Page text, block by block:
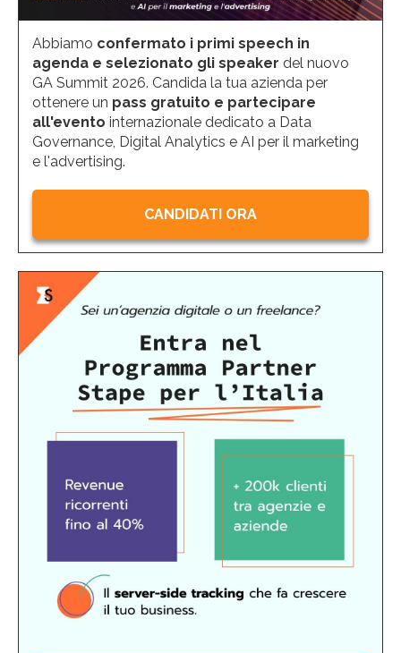
Abbiamo confermato i primi speech in
agenda e selezionato gli speaker del nuovo
GA Summit 2026. Candida la tua azienda per
ottenere un pass gratuito e partecipare
all'evento internazionale dedicato a Data
Governance, Digital Analytics e AI per il marketing
e l'advertising.
CANDIDATI ORA